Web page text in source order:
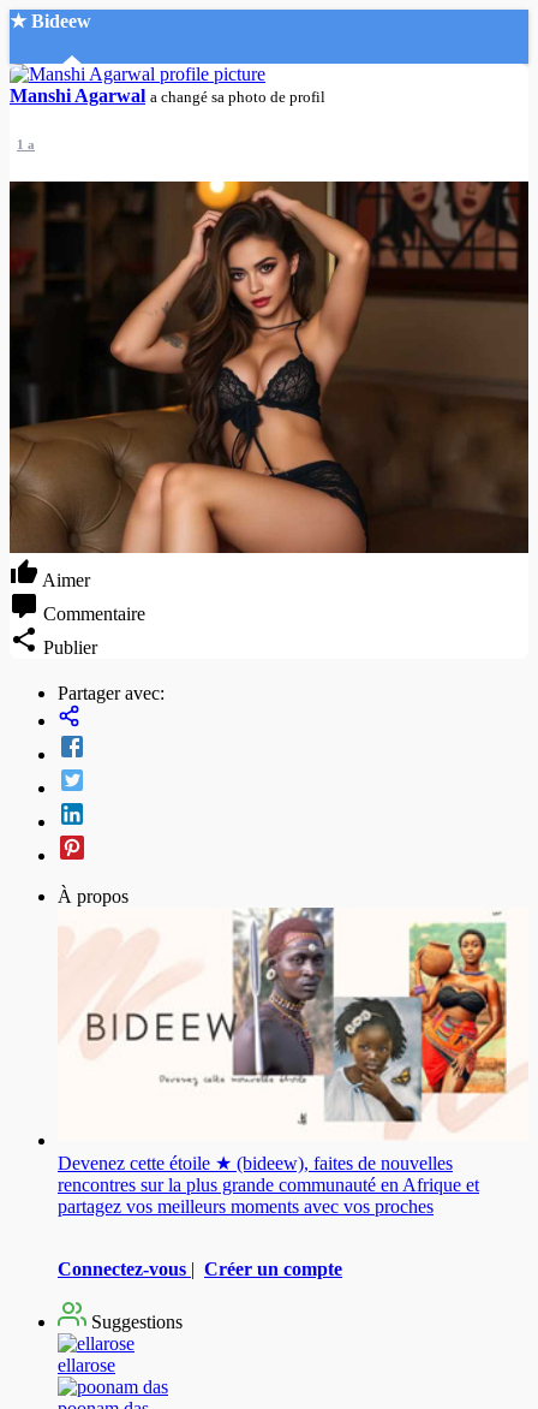
★ Bideew
Accueil
Recherche Avancée
Mon compte
Connexion
Créer un compte
Mode nuit
Manshi Agarwal a changé sa photo de profil
1 a
Aimer
Commentaire
Publier
Partager avec:
À propos
Devenez cette étoile ★ (bideew), faites de nouvelles
rencontres sur la plus grande communauté en Afrique et
partagez vos meilleurs moments avec vos proches
Connectez-vous | Créer un compte
Suggestions
ellarose